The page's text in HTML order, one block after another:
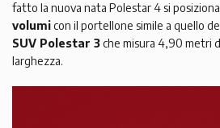
fatto la nuova nata Polestar 4 si
volumicon il portellone simile a quello
SUV Polestar 3che misura 4,90 metri
larghezza.